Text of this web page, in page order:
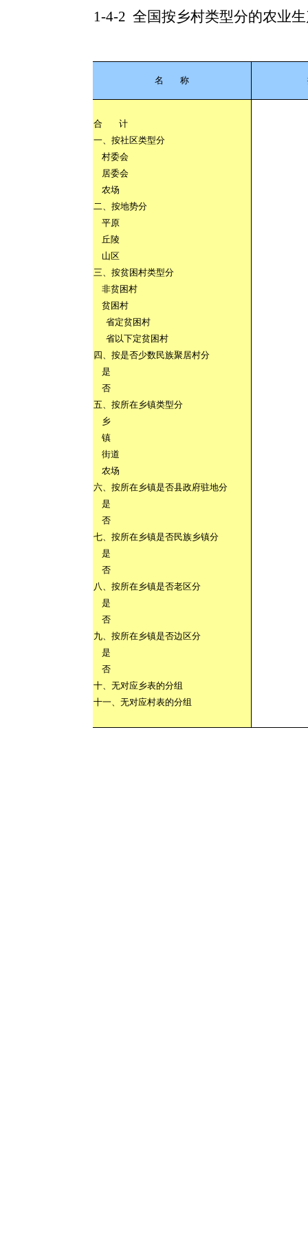
1-4-2 全国按乡村类型分的农业
名 称
合
计
一、按社区类型分
村委会
居委会
农场
二、按地势分
平原
丘陵
山区
三、按贫困村类型分
非贫困村
贫困村
省定贫困村
省以下定贫困村
四、按是否少数民族聚居村分
是
否
五、按所在乡镇类型分
乡
镇
街道
农场
六、按所在乡镇是否县政府驻地分
是
否
七、按所在乡镇是否民族乡镇分
是
否
八、按所在乡镇是否老区分
是
否
九、按所在乡镇是否边区分
是
否
十、无对应乡表的分组
十一、无对应村表的分组